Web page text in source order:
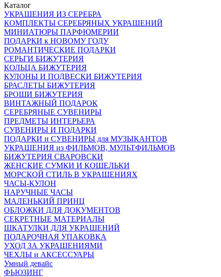
Каталог
УКРАШЕНИЯ ИЗ СЕРЕБРА
КОМПЛЕКТЫ СЕРЕБРЯНЫХ УКРАШЕНИЙ
МИНИАТЮРЫ ПАРФЮМЕРИИ
ПОДАРКИ к НОВОМУ ГОДУ
РОМАНТИЧЕСКИЕ ПОДАРКИ
СЕРЬГИ БИЖУТЕРИЯ
КОЛЬЦА БИЖУТЕРИЯ
КУЛОНЫ И ПОДВЕСКИ БИЖУТЕРИЯ
БРАСЛЕТЫ БИЖУТЕРИЯ
БРОШИ БИЖУТЕРИЯ
ВИНТАЖНЫЙ ПОДАРОК
СЕРЕБРЯНЫЕ СУВЕНИРЫ
ПРЕДМЕТЫ ИНТЕРЬЕРА
СУВЕНИРЫ И ПОДАРКИ
ПОДАРКИ и СУВЕНИРЫ для МУЗЫКАНТОВ
УКРАШЕНИЯ из ФИЛЬМОВ, МУЛЬТФИЛЬМОВ
БИЖУТЕРИЯ СВАРОВСКИ
ЖЕНСКИЕ СУМКИ И КОШЕЛЬКИ
МОРСКОЙ СТИЛЬ В УКРАШЕНИЯХ
ЧАСЫ-КУЛОН
НАРУЧНЫЕ ЧАСЫ
МАЛЕНЬКИЙ ПРИНЦ
ОБЛОЖКИ ДЛЯ ДОКУМЕНТОВ
СЕКРЕТНЫЕ МАТЕРИАЛЫ
ШКАТУЛКИ ДЛЯ УКРАШЕНИЙ
ПОДАРОЧНАЯ УПАКОВКА
УХОД ЗА УКРАШЕНИЯМИ
ЧEХЛЫ и АКСЕССУАРЫ
Умный девайс
ФЬЮЗИНГ